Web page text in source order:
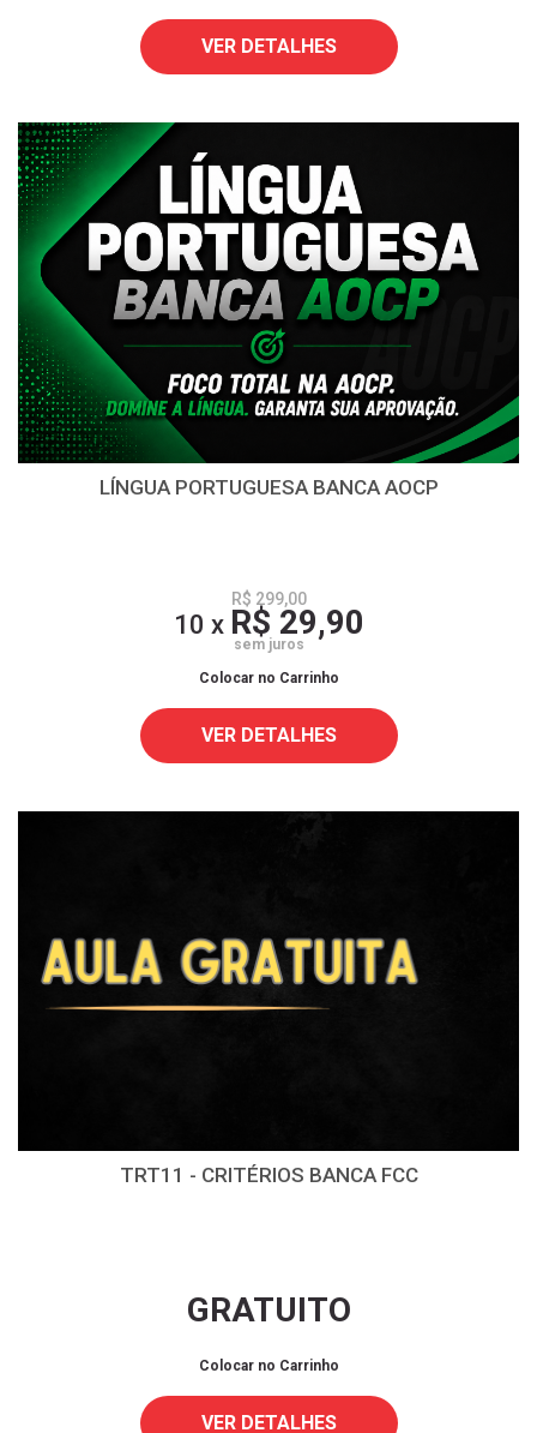
VER DETALHES
LÍNGUA PORTUGUESA BANCA AOCP
R$ 299,00
10 x R$ 29,90
sem juros
Colocar no Carrinho
VER DETALHES
TRT11 - CRITÉRIOS BANCA FCC
GRATUITO
Colocar no Carrinho
VER DETALHES